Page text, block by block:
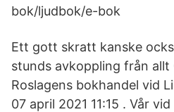
bok/ljudbok/e-bok
Ett gott skratt kanske
stunds avkoppling från allt
Roslagens bokhandel vid
07 april 2021 11:15 . Vår